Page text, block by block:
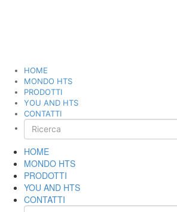
HOME
MONDO HTS
PRODOTTI
YOU AND HTS
CONTATTI
HOME
MONDO HTS
PRODOTTI
YOU AND HTS
CONTATTI